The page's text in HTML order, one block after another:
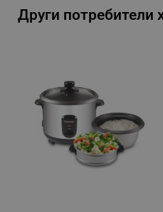
Други потребители
sgfUserUpdateData